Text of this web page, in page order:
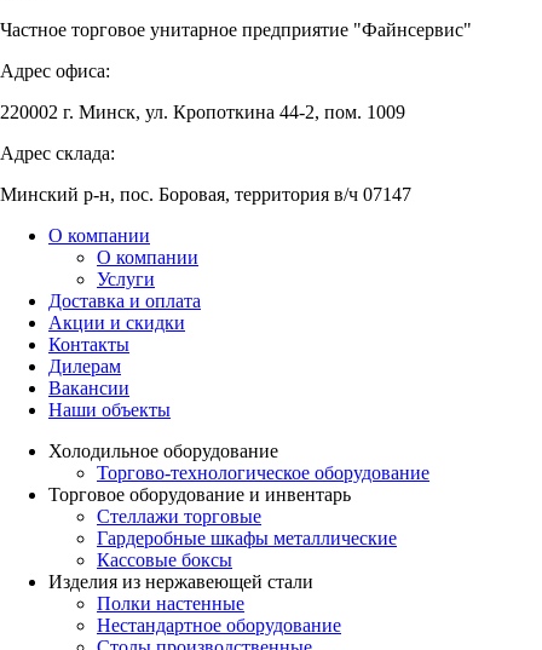
Частное торговое унитарное предприятие "Файнсервис"
Адрес офиса:
220002 г. Минск, ул. Кропоткина 44-2, пом. 1009
Адрес склада:
Минский р-н, пос. Боровая, территория в/ч 07147
О компании
О компании
Услуги
Доставка и оплата
Акции и скидки
Контакты
Дилерам
Вакансии
Наши объекты
Холодильное оборудование
Торгово-технологическое оборудование
Торговое оборудование и инвентарь
Стеллажи торговые
Гардеробные шкафы металлические
Кассовые боксы
Изделия из нержавеющей стали
Полки настенные
Нестандартное оборудование